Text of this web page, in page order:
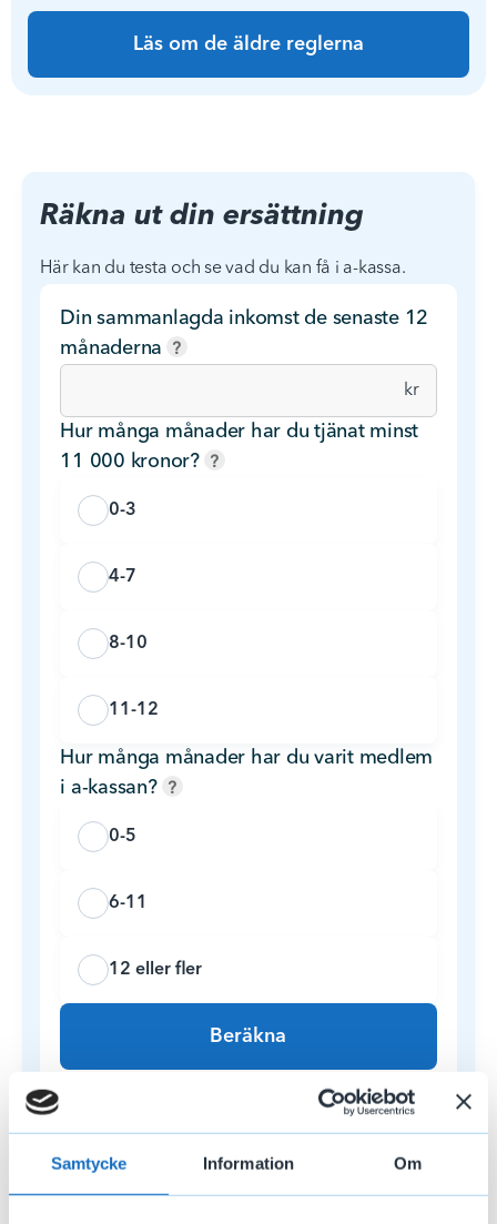
Samtycke Information Om
Läs om de äldre reglerna
Räkna ut din ersättning
Här kan du testa och se vad du kan få i a-kassa.
Din sammanlagda inkomst de senaste 12
månaderna
kr
Hur många månader har du tjänat minst
11 000 kronor?
0-3
4-7
8-10
11-12
Hur många månader har du varit medlem
i a-kassan?
0-5
6-11
12 eller fler
Beräkna
Du kan få upp till*
- kr i månaden och